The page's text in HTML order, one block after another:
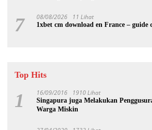
7 08/08/2026 11 Lihat
1xbet cm download en France – guide
Top Hits
1 16/09/2016 1910 Lihat
Singapura juga Melakukan
Warga Miskin